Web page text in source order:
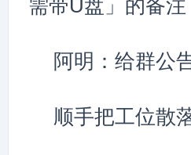
需带U盘」的备注
阿明：给群公
顺手把工位散